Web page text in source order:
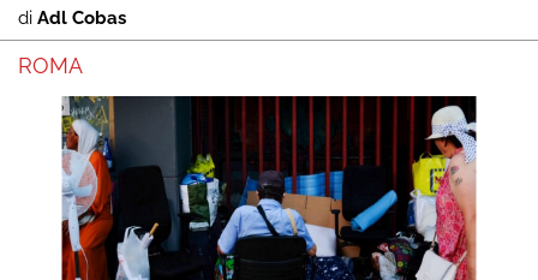
di Adl Cobas
ROMA